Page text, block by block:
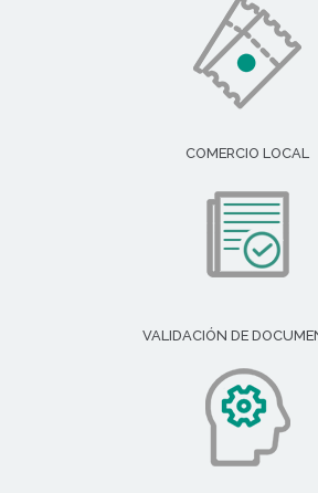
COMERCIO LOCAL
VALIDACIÓN DE